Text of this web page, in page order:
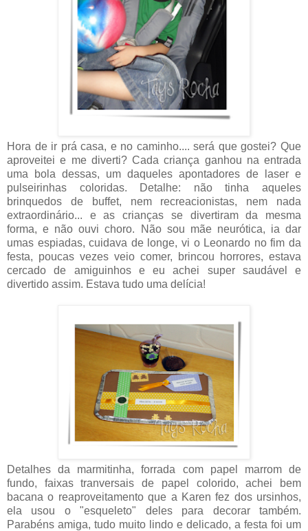
Hora de ir prá casa, e no caminho.... será que gostei? Que
aproveitei e me diverti? Cada criança ganhou na entrada
uma bola dessas, um daqueles apontadores de laser e
pulseirinhas coloridas. Detalhe: não tinha aqueles
brinquedos de buffet, nem recreacionistas, nem nada
extraordinário... e as crianças se divertiram da mesma
forma, e não ouvi choro. Não sou mãe neurótica, ia dar
umas espiadas, cuidava de longe, vi o Leonardo no fim da
festa, poucas vezes veio comer, brincou horrores, estava
cercado de amiguinhos e eu achei super saudável e
divertido assim. Estava tudo uma delícia!
Detalhes da marmitinha, forrada com papel marrom de
fundo, faixas tranversais de papel colorido, achei bem
bacana o reaproveitamento que a Karen fez dos ursinhos,
ela usou o "esqueleto" deles para decorar também.
Parabéns amiga, tudo muito lindo e delicado, a festa foi um